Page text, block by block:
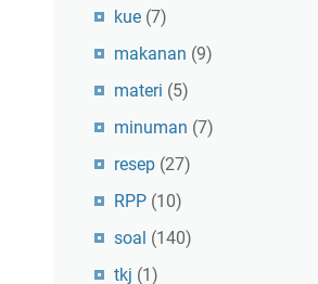
kue (7)
makanan (9)
materi (5)
minuman (7)
resep (27)
RPP (10)
soal (140)
tkj (1)